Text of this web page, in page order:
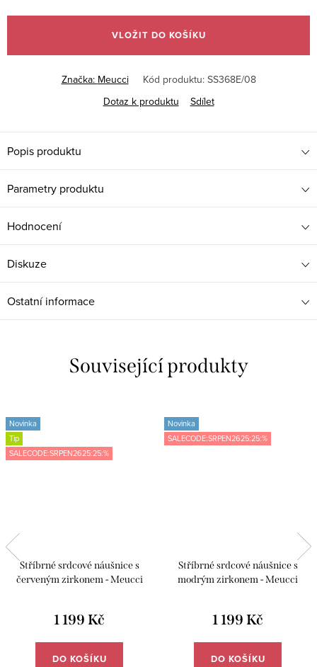
cena:
VLOŽIT DO KOŠÍKU
Značka: Meucci Kód produktu: SS368E/08
Dotaz k produktu
Sdílet
Popis produktu
Parametry produktu
Hodnocení
Diskuze
Ostatní informace
Související produkty
Novinka
Tip
SALECODE:SRPEN2625:25:%
Stříbrné srdcové náušnice s
červeným zirkonem - Meucci
1 199 Kč
DO KOŠÍKU
Novinka
SALECODE:SRPEN2625:25:%
Stříbrné srdcové náušnice s
modrým zirkonem - Meucci
1 199 Kč
DO KOŠÍKU